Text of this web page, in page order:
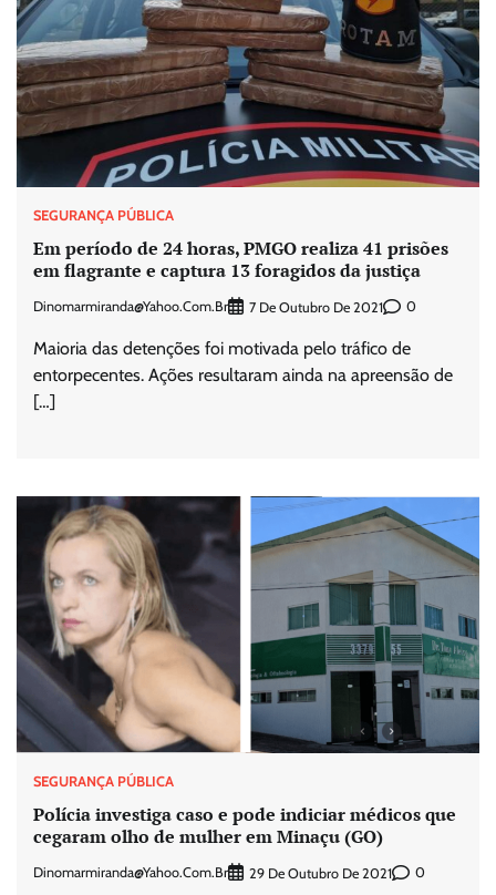
SEGURANÇA PÚBLICA
Em período de 24 horas, PMGO realiza 41 prisões
em flagrante e captura 13 foragidos da justiça
Dinomarmiranda@yahoo.com.br 7 De Outubro De 2021 0
Maioria das detenções foi motivada pelo tráfico de
entorpecentes. Ações resultaram ainda na apreensão de
[…]
SEGURANÇA PÚBLICA
Polícia investiga caso e pode indiciar médicos que
cegaram olho de mulher em Minaçu (GO)
Dinomarmiranda@yahoo.com.br 29 De Outubro De 2021 0